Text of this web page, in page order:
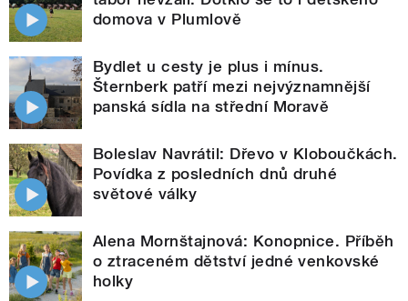
domova v Plumlově
Bydlet u cesty je plus i mínus.
Šternberk patří mezi nejvýznamnější
panská sídla na střední Moravě
Boleslav Navrátil: Dřevo v Kloboučkách.
Povídka z posledních dnů druhé
světové války
Alena Mornštajnová: Konopnice. Příběh
o ztraceném dětství jedné venkovské
holky